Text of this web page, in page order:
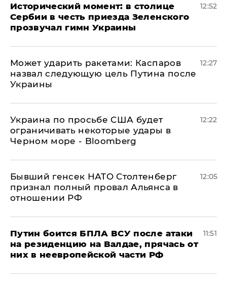
Исторический момент: в столице
Сербии в честь приезда Зеленского
прозвучал гимн Украины
12:52
Может ударить ракетами: Каспаров
назвал следующую цель Путина после
Украины
12:27
Украина по просьбе США будет
ограничивать некоторые удары в
Черном море - Bloomberg
12:22
Бывший генсек НАТО Столтенберг
признал полный провал Альянса в
отношении РФ
12:05
Путин боится БПЛА ВСУ после атаки
на резиденцию на Валдае, прячась от
них в неевропейской части РФ
11:51